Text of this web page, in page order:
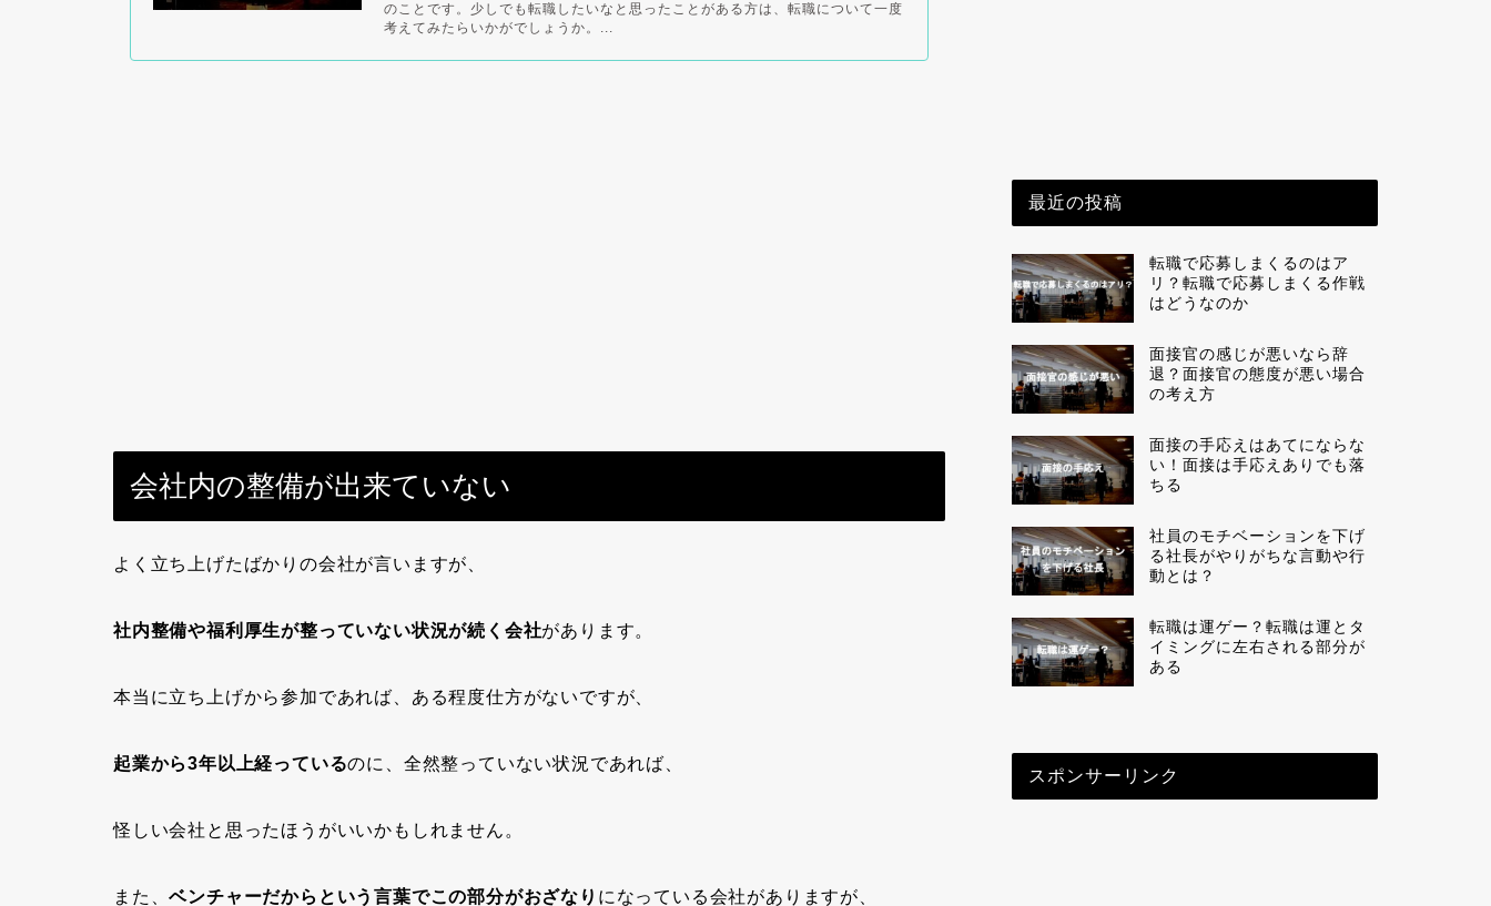
のことです。少しでも転職したいなと思ったことがある方は、転職について一度
考えてみたらいかがでしょうか。...
会社内の整備が出来ていない
よく立ち上げたばかりの会社が言いますが、
社内整備や福利厚生が整っていない状況が続く会社があります。
本当に立ち上げから参加であれば、ある程度仕方がないですが、
起業から3年以上経っているのに、全然整っていない状況であれば、
怪しい会社と思ったほうがいいかもしれません。
また、ベンチャーだからという言葉でこの部分がおざなり になっている会社がありますが、
最近の投稿
転職で応募しまくるのはア
リ？転職で応募しまくる作戦
はどうなのか
面接官の感じが悪いなら辞
退？面接官の態度が悪い場合
の考え方
面接の手応えはあてにならな
い！面接は手応えありでも落
ちる
社員のモチベーションを下げ
る社長がやりがちな言動や行
動とは？
転職は運ゲー？転職は運とタ
イミングに左右される部分が
ある
スポンサーリンク